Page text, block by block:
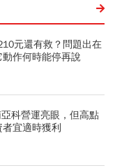
元還有救？問題出在
作何時能停再說
科營運亮眼，但高點
宜適時獲利